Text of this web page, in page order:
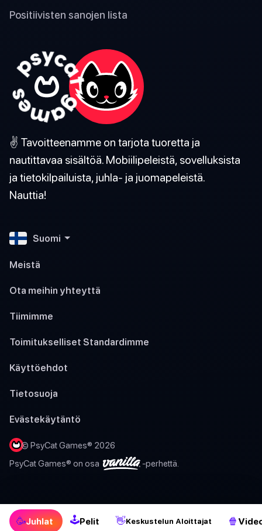
🥳Juhlat 🕹Pelit 👋Keskustelun Aloittajat 🍿
Positiivisten sanojen lista
✌️ Tavoitteenamme on tarjota tuoretta ja
nautittavaa sisältöä. Mobiilipeleistä, sovelluksista
ja tietokilpailuista, juhla- ja juomapeleistä.
Nauttia!
Suomi
Meistä
Ota meihin yhteyttä
Tiimimme
Toimitukselliset Standardimme
Käyttöehdot
Tietosuoja
Evästekäytäntö
© PsyCat Games® 2026
PsyCat Games® on osa
-perhettä.